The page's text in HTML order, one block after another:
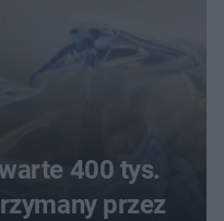
400 tys.
przez